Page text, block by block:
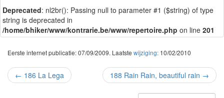
Deprecated: nl2br(): Passing null to parameter #1 ($string) of type
string is deprecated in
/home/bhiker/www/kontrarie.be/www/repertoire.php on line 201
Eerste internet publicatie: 07/09/2009. Laatste wijziging: 10/02/2010
← 186 La Lega 188 Rain Rain, beautiful rain →